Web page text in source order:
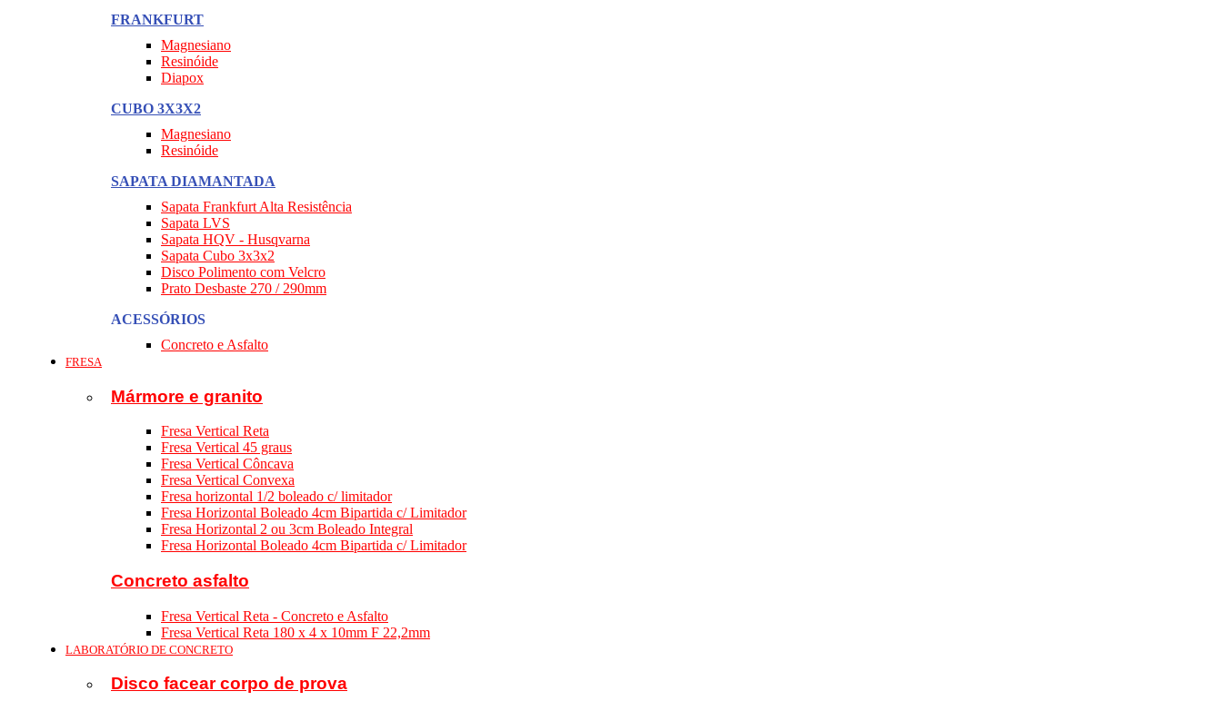
FRANKFURT
Magnesiano
Resinóide
Diapox
CUBO 3X3X2
Magnesiano
Resinóide
SAPATA DIAMANTADA
Sapata Frankfurt Alta Resistência
Sapata LVS
Sapata HQV - Husqvarna
Sapata Cubo 3x3x2
Disco Polimento com Velcro
Prato Desbaste 270 / 290mm
ACESSÓRIOS
Concreto e Asfalto
FRESA
Mármore e granito
Fresa Vertical Reta
Fresa Vertical 45 graus
Fresa Vertical Côncava
Fresa Vertical Convexa
Fresa horizontal 1/2 boleado c/ limitador
Fresa Horizontal Boleado 4cm Bipartida c/ Limitador
Fresa Horizontal 2 ou 3cm Boleado Integral
Fresa Horizontal Boleado 4cm Bipartida c/ Limitador
Concreto asfalto
Fresa Vertical Reta - Concreto e Asfalto
Fresa Vertical Reta 180 x 4 x 10mm F 22,2mm
LABORATÓRIO DE CONCRETO
Disco facear corpo de prova